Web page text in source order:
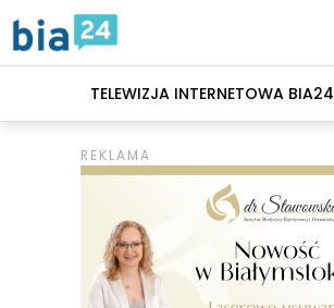
TELEWIZJA INTERNETOWA BIA24